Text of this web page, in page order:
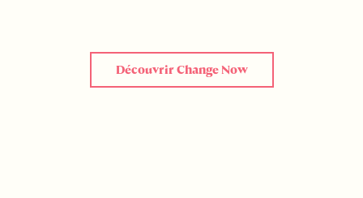
Découvrir Change Now